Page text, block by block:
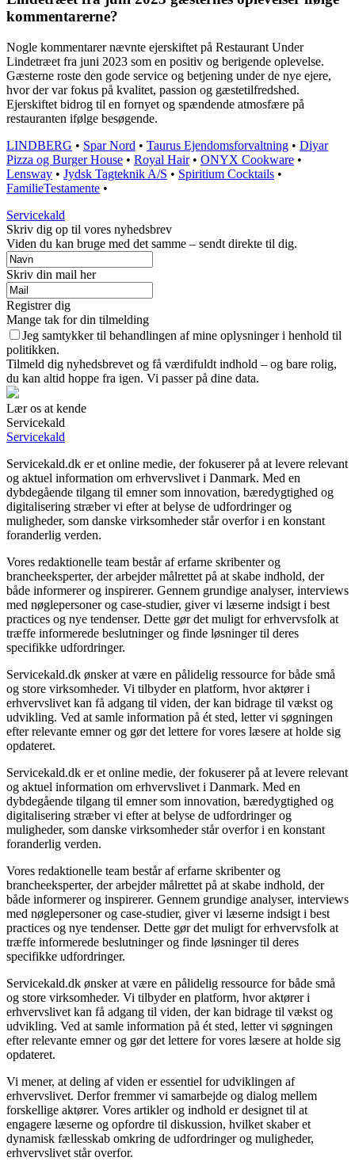
kommentarerne?
Nogle kommentarer nævnte ejerskiftet på Restaurant Under
Lindetræet fra juni 2023 som en positiv og berigende oplevelse.
Gæsterne roste den gode service og betjening under de nye ejere,
hvor der var fokus på kvalitet, passion og gæstetilfredshed.
Ejerskiftet bidrog til en fornyet og spændende atmosfære på
restauranten ifølge besøgende.
LINDBERG • Spar Nord • Taurus Ejendomsforvaltning • Diyar
Pizza og Burger House • Royal Hair• ONYX Cookware •
Lensway • Jydsk Tagteknik A/S • Spiritium Cocktails •
FamilieTestamente •
Servicekald
Skriv dig op til vores nyhedsbrev
Viden du kan bruge med det samme – sendt direkte til dig.
Skriv din mail her
Registrer dig
Mange tak for din tilmelding
Jeg samtykker til behandlingen af mine oplysninger i henhold til
politikken.
Tilmeld dig nyhedsbrevet og få værdifuldt indhold – og bare rolig,
du kan altid hoppe fra igen. Vi passer på dine data.
Lær os at kende
Servicekald
Servicekald
Servicekald.dk er et online medie, der fokuserer på at levere relevant
og aktuel information om erhvervslivet i Danmark. Med en
dybdegående tilgang til emner som innovation, bæredygtighed og
digitalisering stræber vi efter at belyse de udfordringer og
muligheder, som danske virksomheder står overfor i en konstant
foranderlig verden.
Vores redaktionelle team består af erfarne skribenter og
brancheeksperter, der arbejder målrettet på at skabe indhold, der
både informerer og inspirerer. Gennem grundige analyser, interviews
med nøglepersoner og case-studier, giver vi læserne indsigt i best
practices og nye tendenser. Dette gør det muligt for erhvervsfolk at
træffe informerede beslutninger og finde løsninger til deres
specifikke udfordringer.
Servicekald.dk ønsker at være en pålidelig ressource for både små
og store virksomheder. Vi tilbyder en platform, hvor aktører i
erhvervslivet kan få adgang til viden, der kan bidrage til vækst og
udvikling. Ved at samle information på ét sted, letter vi søgningen
efter relevante emner og gør det lettere for vores læsere at holde sig
opdateret.
Servicekald.dk er et online medie, der fokuserer på at levere relevant
og aktuel information om erhvervslivet i Danmark. Med en
dybdegående tilgang til emner som innovation, bæredygtighed og
digitalisering stræber vi efter at belyse de udfordringer og
muligheder, som danske virksomheder står overfor i en konstant
foranderlig verden.
Vores redaktionelle team består af erfarne skribenter og
brancheeksperter, der arbejder målrettet på at skabe indhold, der
både informerer og inspirerer. Gennem grundige analyser, interviews
med nøglepersoner og case-studier, giver vi læserne indsigt i best
practices og nye tendenser. Dette gør det muligt for erhvervsfolk at
træffe informerede beslutninger og finde løsninger til deres
specifikke udfordringer.
Servicekald.dk ønsker at være en pålidelig ressource for både små
og store virksomheder. Vi tilbyder en platform, hvor aktører i
erhvervslivet kan få adgang til viden, der kan bidrage til vækst og
udvikling. Ved at samle information på ét sted, letter vi søgningen
efter relevante emner og gør det lettere for vores læsere at holde sig
opdateret.
Vi mener, at deling af viden er essentiel for udviklingen af
erhvervslivet. Derfor fremmer vi samarbejde og dialog mellem
forskellige aktører. Vores artikler og indhold er designet til at
engagere læserne og opfordre til diskussion, hvilket skaber et
dynamisk fællesskab omkring de udfordringer og muligheder,
erhvervslivet står overfor.